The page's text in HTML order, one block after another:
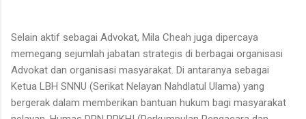
Selain aktif sebagai Advokat, Mila Cheah juga dipercaya
memegang sejumlah jabatan strategis di berbagai organisasi
Advokat dan organisasi masyarakat. Di antaranya sebagai
Ketua LBH SNNU (Serikat Nelayan Nahdlatul Ulama) yang
bergerak dalam memberikan bantuan hukum bagi masyarakat